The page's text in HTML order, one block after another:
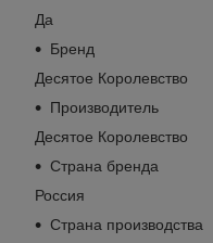
Да
Бренд
Десятое Королевство
Производитель
Десятое Королевство
Страна бренда
Россия
Страна производства